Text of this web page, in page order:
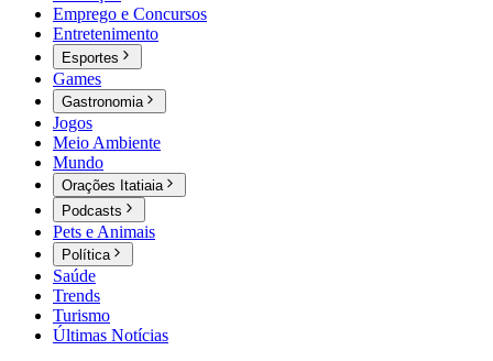
Emprego e Concursos
Entretenimento
Esportes
Games
Gastronomia
Jogos
Meio Ambiente
Mundo
Orações Itatiaia
Podcasts
Pets e Animais
Política
Saúde
Trends
Turismo
Últimas Notícias